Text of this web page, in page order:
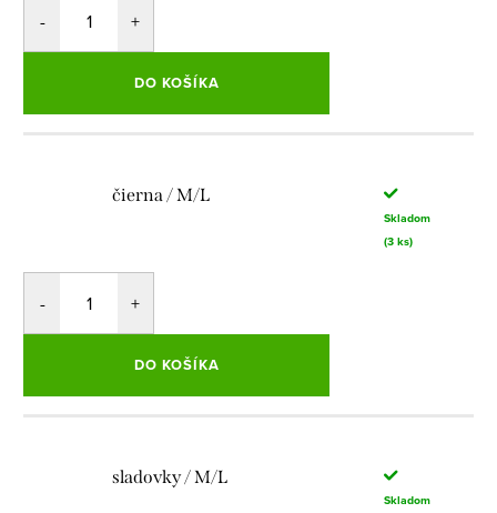
DO KOŠÍKA
čierna / M/L
Skladom
(3 ks)
DO KOŠÍKA
sladovky / M/L
Skladom